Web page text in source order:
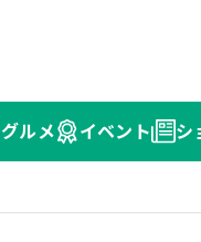
グルメ イベント シ